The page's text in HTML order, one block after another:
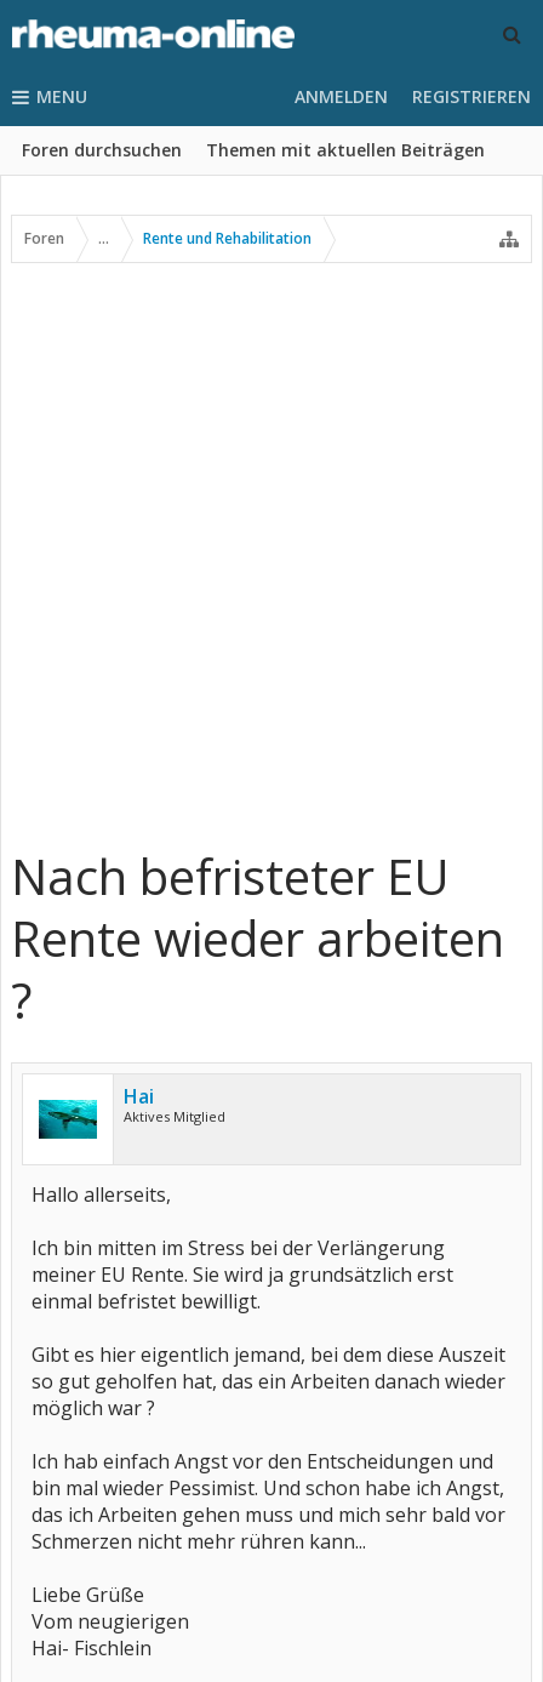
MENU
Foren durchsuchen Themen mit aktuellen Beiträgen
ANMELDEN REGISTRIEREN
Foren ... Rente und Rehabilitation
Nach befristeter EU
Rente wieder arbeiten
?
Hai
Aktives Mitglied
Hallo allerseits,
Ich bin mitten im Stress bei der Verlängerung
meiner EU Rente. Sie wird ja grundsätzlich erst
einmal befristet bewilligt.
Gibt es hier eigentlich jemand, bei dem diese Auszeit
so gut geholfen hat, das ein Arbeiten danach wieder
möglich war ?
Ich hab einfach Angst vor den Entscheidungen und
bin mal wieder Pessimist. Und schon habe ich Angst,
das ich Arbeiten gehen muss und mich sehr bald vor
Schmerzen nicht mehr rühren kann...
Liebe Grüße
Vom neugierigen
Hai- Fischlein